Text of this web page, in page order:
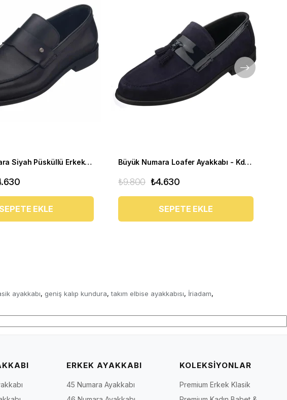
Büyük Numara Siyah Püsküllü Erkek Loafer Ayakkabı KD0695
EKLE
Büyük Numara Loafer Ayakkabı - Kd0696 Lacivert
₺4.630
₺9.800
SEPETE EKLE
ayakkabı, geniş kalıp kundura, takım elbise ayakkabısı, İriadam,
ERKEK AYAKKABI
45 Numara Ayakkabı
KOLEKSİYONLAR
Premium Erkek Klasik